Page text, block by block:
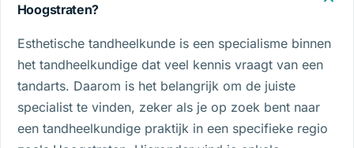
Hoogstraten?
Esthetische tandheelkunde is een specialisme binnen
het tandheelkundige dat veel kennis vraagt van een
tandarts. Daarom is het belangrijk om de juiste
specialist te vinden, zeker als je op zoek bent naar
een tandheelkundige praktijk in een specifieke regio